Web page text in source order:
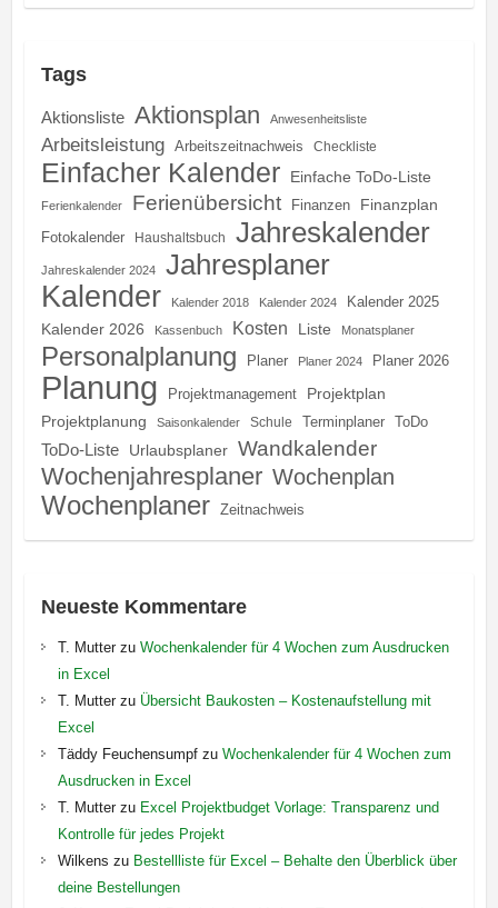
Tags
Aktionsliste Aktionsplan Anwesenheitsliste
Arbeitsleistung Arbeitszeitnachweis Checkliste
Einfacher Kalender Einfache ToDo-Liste
Ferienkalender Ferienübersicht Finanzen Finanzplan
Fotokalender Haushaltsbuch Jahreskalender
Jahreskalender 2024 Jahresplaner
Kalender Kalender 2018 Kalender 2024 Kalender 2025
Kalender 2026 Kassenbuch Kosten Liste Monatsplaner
Personalplanung Planer Planer 2024 Planer 2026
Planung Projektmanagement
Projektplan
Projektplanung
Saisonkalender Schule Terminplaner ToDo
ToDo-Liste Urlaubsplaner Wandkalender
Wochenjahresplaner Wochenplan
Wochenplaner Zeitnachweis
Neueste Kommentare
T. Mutterzu Wochenkalender für 4 Wochen zum Ausdrucken
in Excel
T. Mutterzu Übersicht Baukosten – Kostenaufstellung mit
Excel
Täddy Feuchensumpfzu Wochenkalender für 4 Wochen zum
Ausdrucken in Excel
T. Mutterzu Excel Projektbudget Vorlage: Transparenz und
Kontrolle für jedes Projekt
Wilkens zu Bestellliste für Excel – Behalte den Überblick über
deine Bestellungen